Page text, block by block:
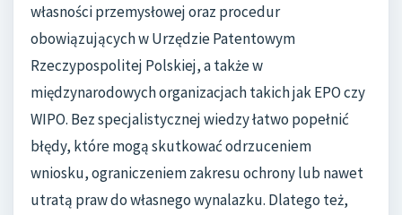
własności przemysłowej oraz procedur
obowiązujących w Urzędzie Patentowym
Rzeczypospolitej Polskiej, a także w
międzynarodowych organizacjach takich jak EPO czy
WIPO. Bez specjalistycznej wiedzy łatwo popełnić
błędy, które mogą skutkować odrzuceniem
wniosku, ograniczeniem zakresu ochrony lub nawet
utratą praw do własnego wynalazku. Dlatego też,